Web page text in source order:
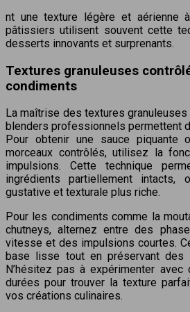
nt une texture légère et aérienne
pâtissiers utilisent souvent cette
desserts innovants et surprenants.
Textures granuleuses
condiments
La maîtrise des textures
blenders professionnels permettent
Pour obtenir une sauce piquante
morceaux contrôlés, utilisez la
impulsions. Cette technique
ingrédients partiellement intacts,
gustative et texturale plus riche.
Pour les condiments comme la
chutneys, alternez entre des
vitesse et des impulsions courtes.
base lisse tout en préservant des
N’hésitez pas à expérimenter
durées pour trouver la texture
vos créations culinaires.